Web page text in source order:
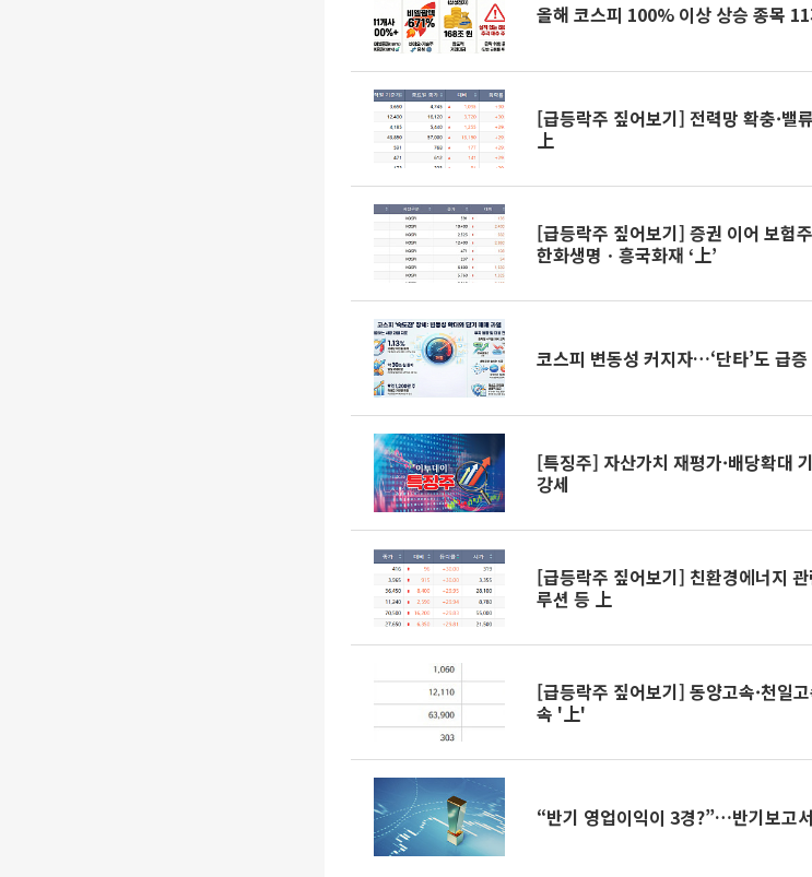
올해 코스피 100% 이상 상승 종목
[급등락주 짚어보기] 전력망 확충·밸
上
[급등락주 짚어보기] 증권 이어 보험
한화생명ㆍ흥국화재 ‘上’
코스피 변동성 커지자…‘단타’도 급증
[특징주] 자산가치 재평가·배당확대
강세
[급등락주 짚어보기] 친환경에너지
루션 등 上
[급등락주 짚어보기] 동양고속·천일
속 '上'
“반기 영업이익이 3경?”…반기보고